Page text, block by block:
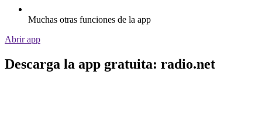
Muchas otras funciones de la app
Abrir app
Descarga la app gratuita: radio.net